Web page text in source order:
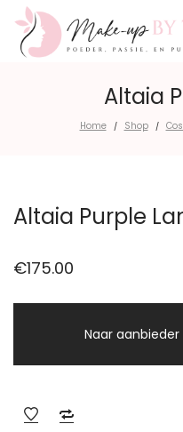
Altaia
Home / Shop /
Altaia Purple
€175.00
Naar aanbieder